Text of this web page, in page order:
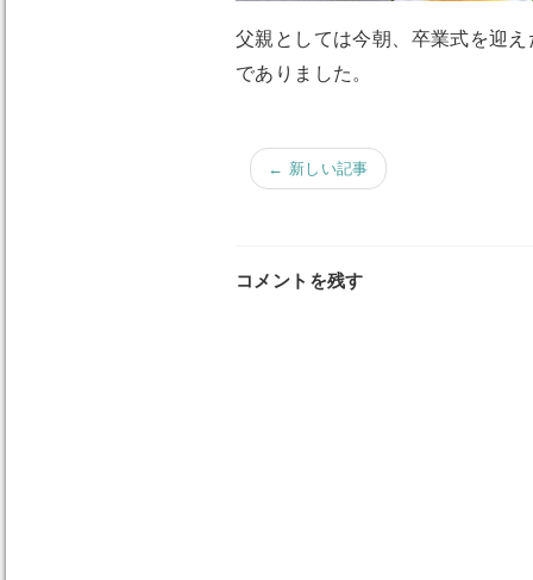
父親としては今朝、卒業式を迎
でありました。
← 新しい記事
コメントを残す